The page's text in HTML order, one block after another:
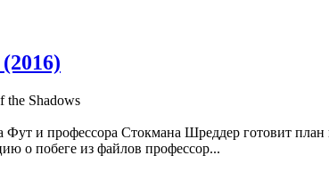
the Shadows
и профессора Стокмана Шреддер готовит
о побеге из файлов профессор...